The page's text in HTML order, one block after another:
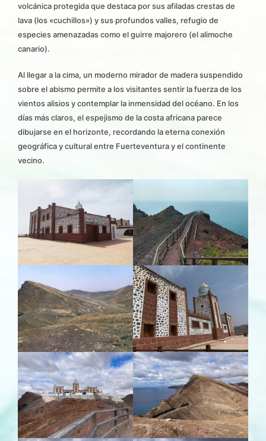
volcánica protegida que destaca por sus afiladas crestas de
lava (los «cuchillos») y sus profundos valles, refugio de
especies amenazadas como el guirre majorero (el alimoche
canario).
Al llegar a la cima, un moderno mirador de madera suspendido
sobre el abismo permite a los visitantes sentir la fuerza de los
vientos alisios y contemplar la inmensidad del océano. En los
días más claros, el espejismo de la costa africana parece
dibujarse en el horizonte, recordando la eterna conexión
geográfica y cultural entre Fuerteventura y el continente
vecino.